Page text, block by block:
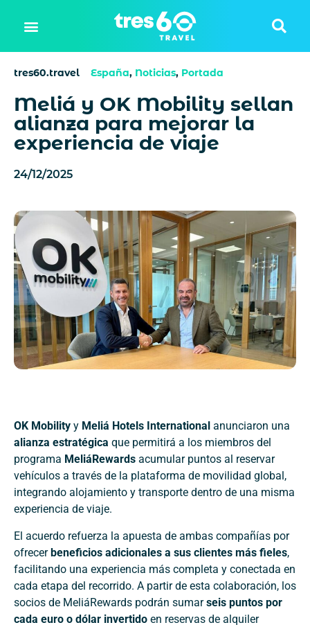
tres60.travel España, Noticias, Portada
Meliá y OK Mobility sellan
alianza para mejorar la
experiencia de viaje
24/12/2025
OK Mobility y Meliá Hotels International anunciaron una
alianza estratégica que permitirá a los miembros del
programa MeliáRewards acumular puntos al reservar
vehículos a través de la plataforma de movilidad global,
integrando alojamiento y transporte dentro de una misma
experiencia de viaje.
El acuerdo refuerza la apuesta de ambas compañías por
ofrecerbeneficios adicionales a sus clientes más fieles,
facilitando una experiencia más completa y conectada en
cada etapa del recorrido. A partir de esta colaboración, los
socios de MeliáRewards podrán sumarseis puntos por
cada euro o dólar invertido en reservas de alquiler